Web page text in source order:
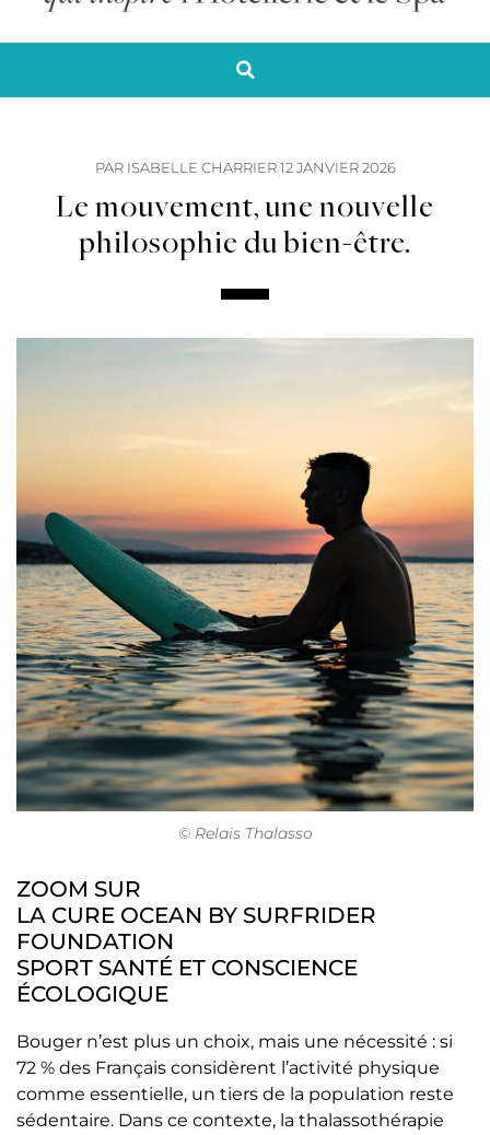
PARISABELLE CHARRIER 12 JANVIER 2026
Le mouvement, une nouvelle
philosophie du bien-être.
© Relais Thalasso
ZOOM SUR
LA CURE OCEAN BY SURFRIDER
FOUNDATION
SPORT SANTÉ ET CONSCIENCE
ÉCOLOGIQUE
Bouger n’est plus un choix, mais une nécessité : si
72 % des Français considèrent l’activité physique
comme essentielle, un tiers de la population reste
sédentaire. Dans ce contexte, la thalassothérapie